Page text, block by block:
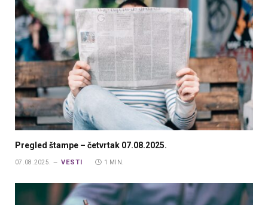
Pregled štampe – četvrtak 07.08.2025.
07.08.2025. VESTI 1 MIN.